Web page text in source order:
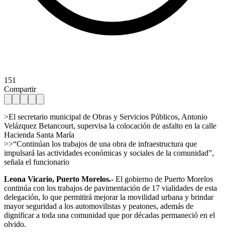
151
Compartir
>El secretario municipal de Obras y Servicios Públicos, Antonio
Velázquez Betancourt, supervisa la colocación de asfalto en la calle
Hacienda Santa María
>>“Continúan los trabajos de una obra de infraestructura que
impulsará las actividades económicas y sociales de la comunidad”,
señala el funcionario
Leona Vicario, Puerto Morelos.- El gobierno de Puerto Morelos
continúa con los trabajos de pavimentación de 17 vialidades de esta
delegación, lo que permitirá mejorar la movilidad urbana y brindar
mayor seguridad a los automovilistas y peatones, además de
dignificar a toda una comunidad que por décadas permaneció en el
olvido.